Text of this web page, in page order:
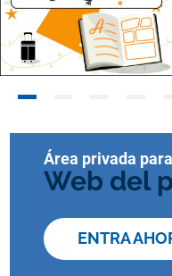
Área privada
Web del
ENTRA